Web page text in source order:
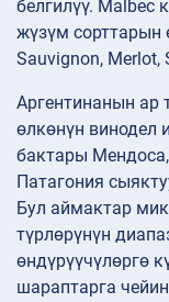
белгилүү. Malbec
жүзүм сорттарын
Sauvignon, Merlot,
Аргентинанын ар
өлкөнүн винодел
бактары
Патагония
Бул аймактар
түрлөрүнүн
өндүрүүчүлөргө
шараптарга